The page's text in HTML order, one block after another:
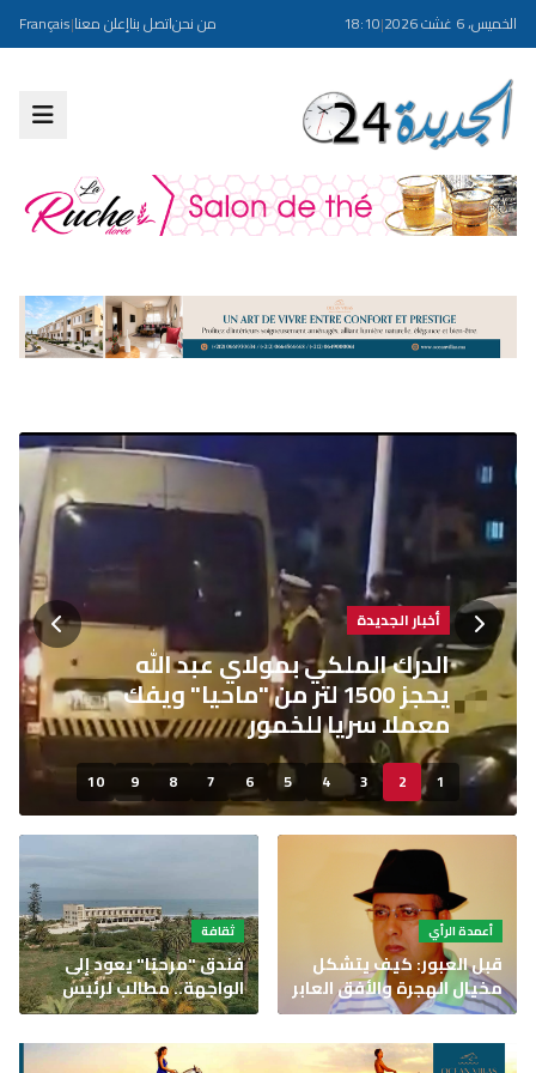
الخميس، 6 غشت 2026 |
18:10 من نحناتصل بناإعلن معنا|
Français
أخبار الجديدة
الدرك الملكي بمولاي عبد الله
يحجز 1500 لتر من "ماحيا" ويفك
معملا سريا للخمور
1
2
3
4
5
6
7
8
9
10
أعمدة الرأي
قبل العبور: كيف يتشكل
مخيال الهجرة والأفق العابر
للحدود في المغرب
ثقافة
فندق "مرحبًا" يعود إلى
الواجهة.. مطالب لرئيس
جماعة الجديدة بخطة لإنقاذ
المعلمة التاريخية